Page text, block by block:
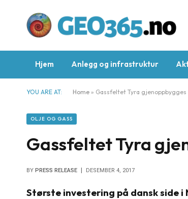
Hjem Anlegg og infrastruktur
YOU ARE AT: Home » Gassfeltet Tyra gjenoppbygges
OLJE OG GASS
Gassfeltet Tyra
BY PRESS RELEASE DESEMBER 4, 2017
Største investering på dansk side i